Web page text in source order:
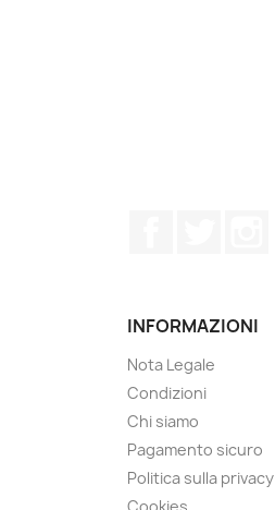
INFORMAZIONI
Nota Legale
Condizioni
Chi siamo
Pagamento sicuro
Politica sulla privacy